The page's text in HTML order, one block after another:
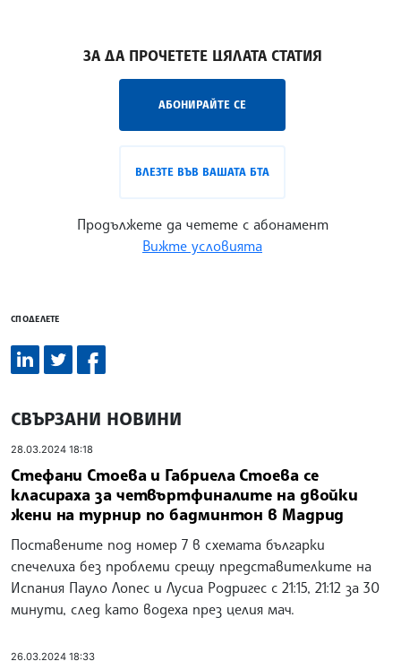
ЗА ДА ПРОЧЕТЕТЕ ЦЯЛАТА СТАТИЯ
АБОНИРАЙТЕ СЕ
ВЛЕЗТЕ ВЪВ ВАШАТА БТА
Продължете да четете с абонамент
Вижте условията
СПОДЕЛЕТЕ
СВЪРЗАНИ НОВИНИ
28.03.2024 18:18
Стефани Стоева и Габриела Стоева се
класираха за четвъртфиналите на двойки
жени на турнир по бадминтон в Мадрид
Поставените под номер 7 в схемата българки
спечелиха без проблеми срещу представителките на
Испания Пауло Лопес и Лусиа Родригес с 21:15, 21:12 за 30
минути, след като водеха през целия мач.
26.03.2024 18:33